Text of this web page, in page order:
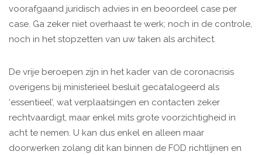
voorafgaand juridisch advies in en beoordeel case per
case. Ga zeker niet overhaast te werk; noch in de controle,
noch in het stopzetten van uw taken als architect.
De vrije beroepen zijn in het kader van de coronacrisis
overigens bij ministerieel besluit gecatalogeerd als
‘essentieel’, wat verplaatsingen en contacten zeker
rechtvaardigt, maar enkel mits grote voorzichtigheid in
acht te nemen. U kan dus enkel en alleen maar
doorwerken zolang dit kan binnen de FOD richtlijnen en